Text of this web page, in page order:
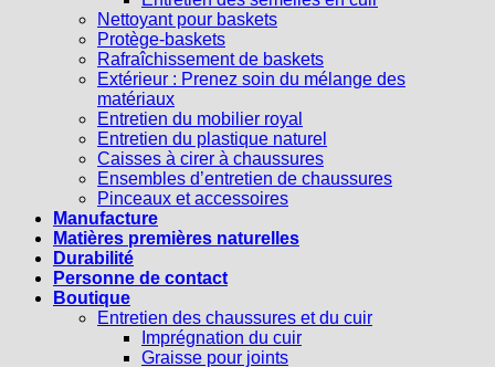
Nettoyant pour baskets
Protège-baskets
Rafraîchissement de baskets
Extérieur : Prenez soin du mélange des
matériaux
Entretien du mobilier royal
Entretien du plastique naturel
Caisses à cirer à chaussures
Ensembles d’entretien de chaussures
Pinceaux et accessoires
Manufacture
Matières premières naturelles
Durabilité
Personne de contact
Boutique
Entretien des chaussures et du cuir
Imprégnation du cuir
Graisse pour joints